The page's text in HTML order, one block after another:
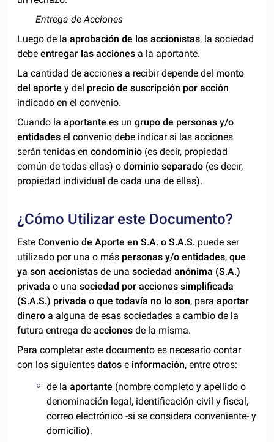
Entrega de Acciones
Luego de laaprobación de los accionistas, la sociedad
debe entregar las acciones a la aportante.
La cantidad de acciones a recibir depende del monto
del aporte y del precio de suscripción por acción
indicado en el convenio.
Cuando laaportante es ungrupo de personas y/o
entidades el convenio debe indicar si las acciones
serán tenidas encondominio (es decir, propiedad
común de todas ellas) odominio separado (es decir,
propiedad individual de cada una de ellas).
¿Cómo Utilizar este Documento?
Este Convenio de Aporte en S.A. o S.A.S. puede ser
utilizado por una o más personas y/o entidades, que
ya son accionistas de unasociedad anónima (S.A.)
privada o unasociedad por acciones simplificada
(S.A.S.) privada oque todavía no lo son, paraaportar
dinero a alguna de esas sociedades a cambio de la
futura entrega deacciones de la misma.
Para completar este documento es necesario contar
con los siguientesdatos e información, entre otros:
de laaportante (nombre completo y apellido o
denominación legal, identificación civil y fiscal,
correo electrónico -si se considera conveniente- y
domicilio).